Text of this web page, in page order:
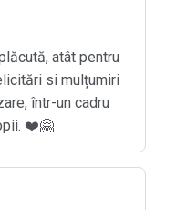
atât pentru
si mulțumiri
într-un cadru
❤️🤗